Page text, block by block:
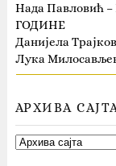
Нада Павловић
ГОДИНЕ
Данијела
Лука
АРХИВА